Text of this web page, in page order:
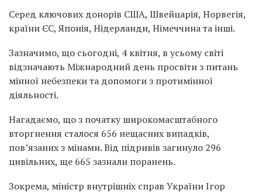
Серед ключових донорів США, Швейцарія, Норвегія,
країни ЄС, Японія, Нідерланди, Німеччина та інші.
Зазначимо, що сьогодні, 4 квітня, в усьому світі
відзначають Міжнародний день просвіти з питань
мінної небезпеки та допомоги з протимінної
діяльності.
Нагадаємо, що з початку широкомасштабного
вторгнення сталося 656 нещасних випадків,
пов’язаних з мінами. Від підривів загинуло 296
цивільних, ще 665 зазнали поранень.
Зокрема, міністр внутрішніх справ України Ігор